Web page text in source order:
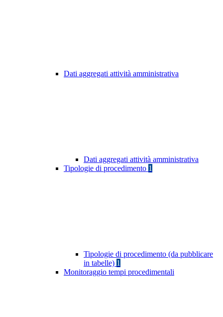
Dati aggregati attività amministrativa
Dati aggregati attività amministrativa
Tipologie di procedimento 1
Tipologie di procedimento (da pubblicare
in tabelle) 1
Monitoraggio tempi procedimentali